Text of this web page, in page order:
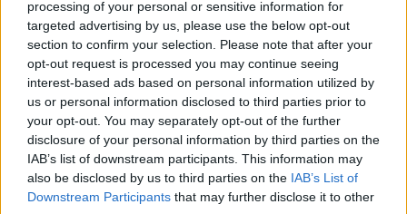
processing of your personal or sensitive information for
targeted advertising by us, please use the below opt-out
section to confirm your selection. Please note that after your
opt-out request is processed you may continue seeing
interest-based ads based on personal information utilized by
us or personal information disclosed to third parties prior to
your opt-out. You may separately opt-out of the further
disclosure of your personal information by third parties on the
IAB’s list of downstream participants. This information may
also be disclosed by us to third parties on the IAB’s List of
Downstream Participants that may further disclose it to other